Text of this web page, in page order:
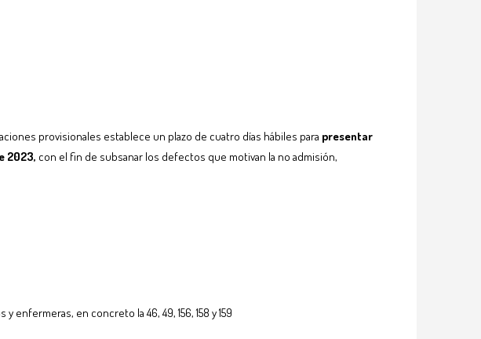
provisionales establece un plazo de cuatro días hábiles para presentar
2023, con el fin de subsanar los defectos que motivan la no admisión,
enfermeras, en concreto la 46, 49, 156, 158 y 159